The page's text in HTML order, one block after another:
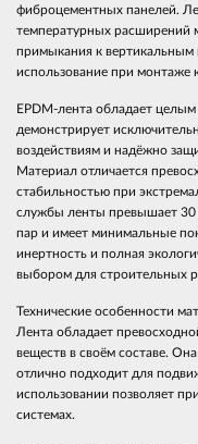
фиброцементных панелей.
температурных расширений
примыкания к
использование при монтаже
EPDM-лента обладает
демонстрирует
воздействиям и надёжно
Материал отличается
стабильностью при
службы ленты превышает 30
пар и имеет минимальные
инертность и полная
выбором для строительных
Технические особенности
Лента обладает
веществ в своём составе.
отлично подходит для
использовании позволяет
системах.